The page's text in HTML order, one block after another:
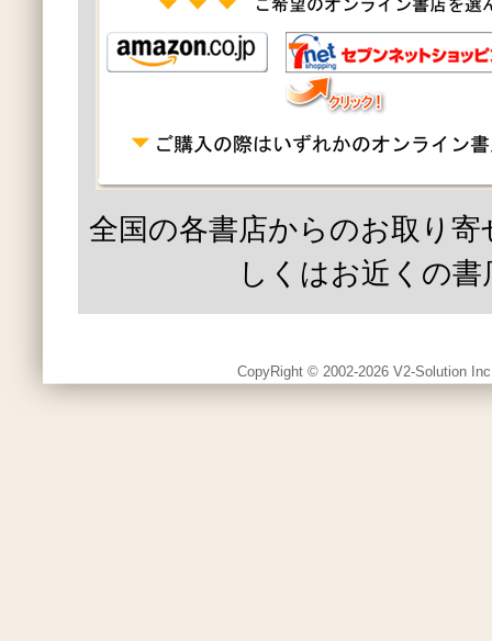
全国の各書店からのお取り
しくはお近くの書
CopyRight © 2002-2026 V2-Solution